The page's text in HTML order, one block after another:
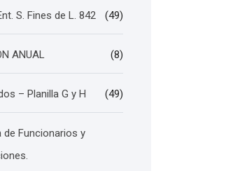
S. Fines de L. 842 (49)
ANUAL (8)
– Planilla G y H (49)
de Funcionarios y